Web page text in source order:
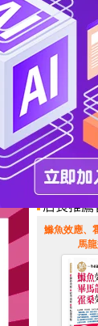
英雄音樂精選|
鰷魚效應、
馬